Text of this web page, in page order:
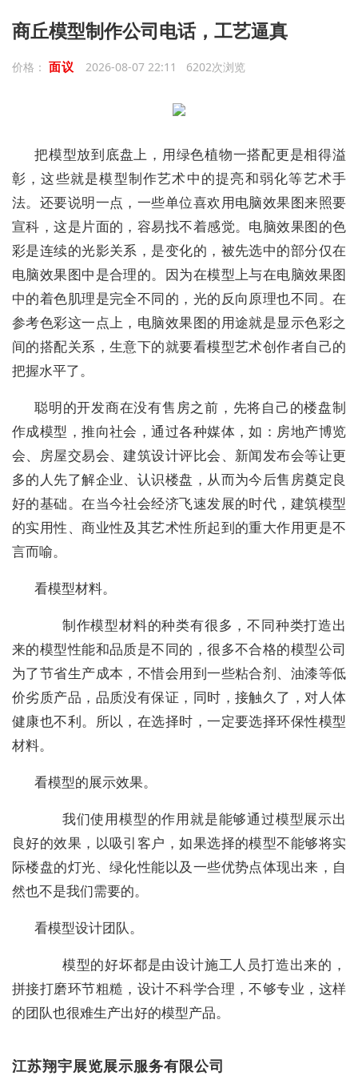
商丘模型制作公司电话，工艺逼真
价格： 面议 2026-08-07 22:11 6202次浏览
把模型放到底盘上，用绿色植物一搭配更是相得溢
彰，这些就是模型制作艺术中的提亮和弱化等艺术手
法。还要说明一点，一些单位喜欢用电脑效果图来照要
宣科，这是片面的，容易找不着感觉。电脑效果图的色
彩是连续的光影关系，是变化的，被先选中的部分仅在
电脑效果图中是合理的。因为在模型上与在电脑效果图
中的着色肌理是完全不同的，光的反向原理也不同。在
参考色彩这一点上，电脑效果图的用途就是显示色彩之
间的搭配关系，生意下的就要看模型艺术创作者自己的
把握水平了。
聪明的开发商在没有售房之前，先将自己的楼盘制
作成模型，推向社会，通过各种媒体，如：房地产博览
会、房屋交易会、建筑设计评比会、新闻发布会等让更
多的人先了解企业、认识楼盘，从而为今后售房奠定良
好的基础。在当今社会经济飞速发展的时代，建筑模型
的实用性、商业性及其艺术性所起到的重大作用更是不
言而喻。
看模型材料。
制作模型材料的种类有很多，不同种类打造出
来的模型性能和品质是不同的，很多不合格的模型公司
为了节省生产成本，不惜会用到一些粘合剂、油漆等低
价劣质产品，品质没有保证，同时，接触久了，对人体
健康也不利。所以，在选择时，一定要选择环保性模型
材料。
看模型的展示效果。
我们使用模型的作用就是能够通过模型展示出
良好的效果，以吸引客户，如果选择的模型不能够将实
际楼盘的灯光、绿化性能以及一些优势点体现出来，自
然也不是我们需要的。
看模型设计团队。
模型的好坏都是由设计施工人员打造出来的，
拼接打磨环节粗糙，设计不科学合理，不够专业，这样
的团队也很难生产出好的模型产品。
江苏翔宇展览展示服务有限公司